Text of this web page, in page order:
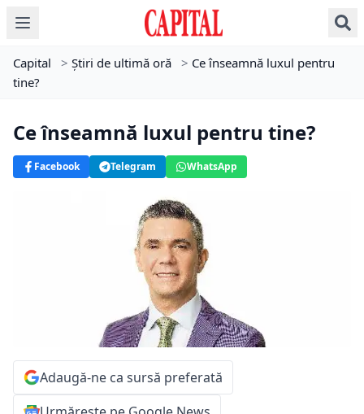
Capital > Știri de ultimă oră > Ce înseamnă luxul pentru
tine?
Ce înseamnă luxul pentru tine?
Facebook Telegram WhatsApp
Adaugă-ne ca sursă preferată